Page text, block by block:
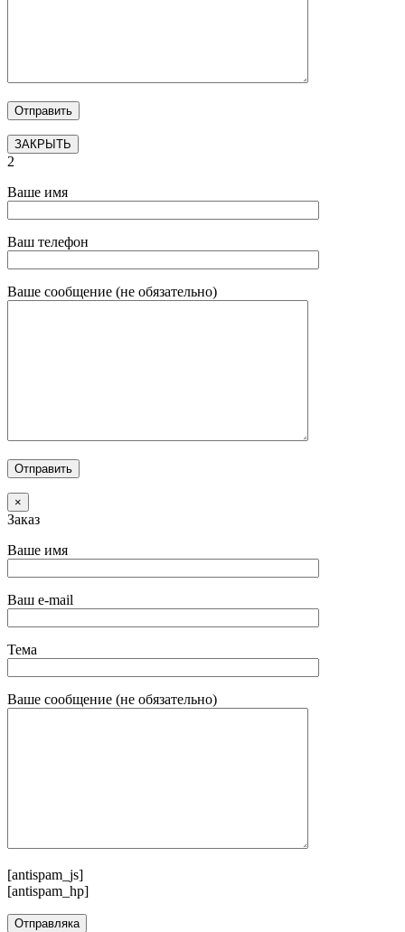
ЗАКРЫТЬ
2
Ваше имя
Ваш телефон
Ваше сообщение (не обязательно)
×
Заказ
Ваше имя
Ваш e-mail
Тема
Ваше сообщение (не обязательно)
[antispam_js]
[antispam_hp]